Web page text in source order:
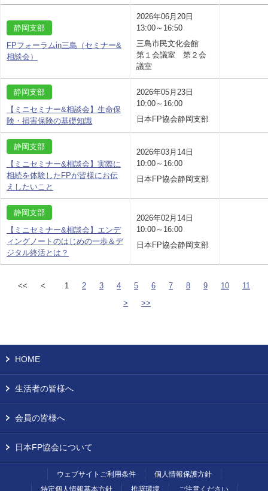
静岡支部
FPフォーラムin三島（セミナー&
相談会）
2026年06月20日
13:00～16:50
三島市民文化会館
第１会議室 第２会
議室
静岡支部
【ミニセミナー&相談会】生命保
険・損害保険の基礎知識
2026年05月23日
10:00～16:00
日本FP協会静岡支部
静岡支部
【ミニセミナー&相談会】実際に
相続を体験したFPが皆様にお伝
えしたいこと
2026年03月14日
10:00～16:00
日本FP協会静岡支部
静岡支部
【ミニセミナー&相談会】エンデ
ィングノートのはじめの一歩＆デ
ジタル終活とは？
2026年02月14日
10:00～16:00
日本FP協会静岡支部
<< < 1 2 3 4 5 6 7 8 9 10
11
>
>>
HOME
生活者の皆様へ
会員の皆様へ
日本FP協会について
ウェブサイトご利用条件
個人情報保護方針
特定個人情報基本方針
推奨環境 ご注意ください